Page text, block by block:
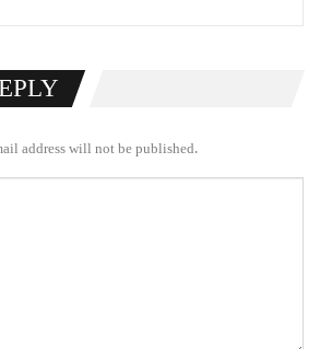
address will not be published.